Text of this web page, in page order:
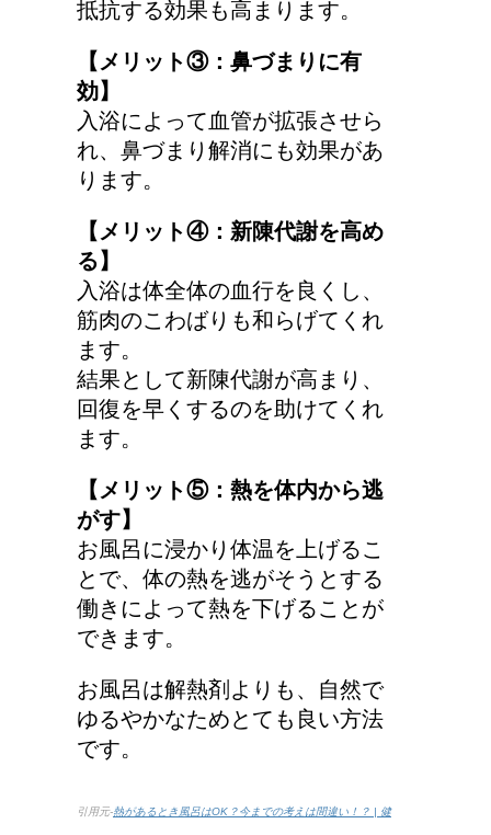
割れるのか？
手の関節にできた水泡、
抵抗する効果も高まります。
【メリット③：鼻づまりに有
効】
入浴によって血管が拡張させら
れ、鼻づまり解消にも効果があ
ります。
【メリット④：新陳代謝を高め
る】
入浴は体全体の血行を良くし、
筋肉のこわばりも和らげてくれ
ます。
結果として新陳代謝が高まり、
回復を早くするのを助けてくれ
ます。
【メリット⑤：熱を体内から逃
がす】
お風呂に浸かり体温を上げるこ
とで、体の熱を逃がそうとする
働きによって熱を下げることが
できます。
お風呂は解熱剤よりも、自然で
ゆるやかなためとても良い方法
です。
引用元-熱があるとき風呂はOK？今までの考えは間違い！？ | 健